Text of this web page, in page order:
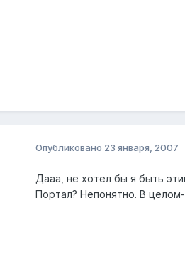
Опубликовано 23 января, 2007
Дааа, не хотел бы я быть
Портал? Непонятно. В